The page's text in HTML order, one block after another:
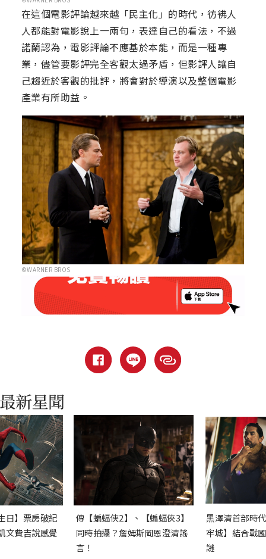
在這個電影評論越來越「民主化」的時代，彷彿人
人都能對電影說上一兩句，表達自己的看法，不過
諾蘭認為，電影評論不應基於本能，而是一種專
業，儘管要影評完全客觀太過矛盾，但影評人讓自
己趨近於客觀的批評，將會對於導演以及整個電影
產業有所助益。
©WARNER BROS
日】票房破紀
文費吉說感覺
傳【蝙蝠俠2】、【蝙蝠俠3】
同時拍攝？詹姆斯岡恩澄清謠
言！
黑澤清首部時
牢城】結合戰
謎